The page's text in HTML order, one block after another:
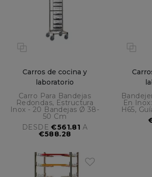
Carros de cocina y
laboratorio
Carro Para Bandejas
Redondas, Estructura
Inox - 20 Bandejas Ø 38-
50 Cm
DESDE€561.81 A
€588.28
En
H65,